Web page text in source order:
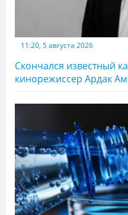
11:20, 5 августа 2026
Скончался известный
кинорежиссер Ардак